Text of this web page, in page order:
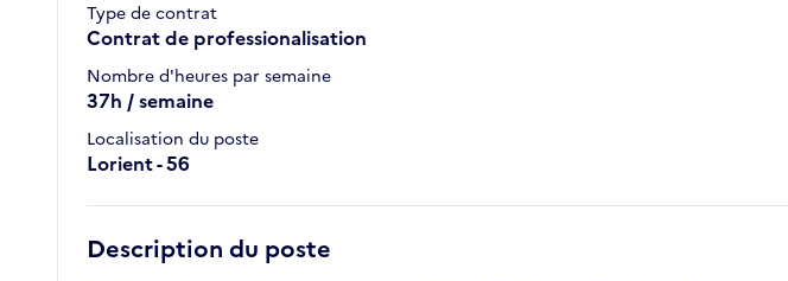
Type de contrat
Contrat de professionalisation
Nombre d'heures par semaine
37h / semaine
Localisation du poste
Lorient - 56
Description du poste